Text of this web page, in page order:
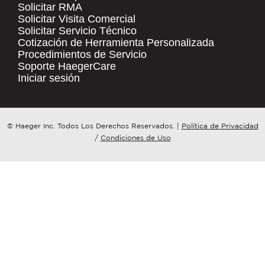
COMPANY NAME*
COUNTRY
REGARDING?*
.
QUICK LINKS
Products
Resources
Contact Us
Tooling Wizard
Solicitar RMA
Solicitar Visita Comercial
Solicitar Servicio Técnico
Cotización de Herramienta Personalizada
Procedimientos de Servicio
Soporte HaegerCare
Iniciar sesión
© Haeger Inc. Todos Los Derechos Reservados.
Política de Privacidad
/ Condiciones de Uso